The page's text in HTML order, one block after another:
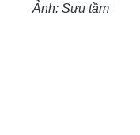
Ảnh: Sưu tầm